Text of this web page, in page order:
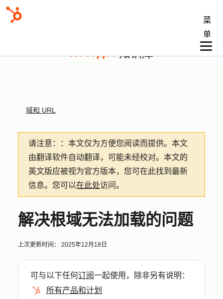
菜
单
知识库
域和 URL
请注意： ：本文仅为方便您阅读而提供。 本文
由翻译软件自动翻译，可能未经校对。本文的
英文版应被视为官方版本，您可在此找到最新
信息。您可以在此处访问。
解决根域无法加载的问题
上次更新时间： 2025年12月18日
可与以下任何订阅一起使用，除非另有说明：
所有产品和计划